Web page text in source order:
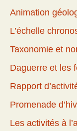
Animation
L’échelle
Taxonomie et
Daguerre et les
Rapport
Promenade
Les activités à